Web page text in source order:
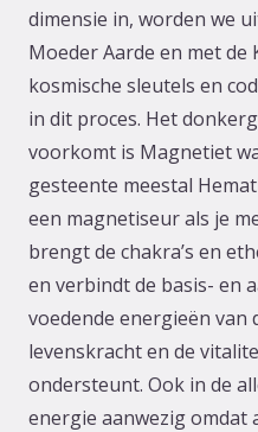
dimensie in, worden we
Moeder Aarde en met de
kosmische sleutels en
in dit proces. Het
voorkomt is Magnetiet
gesteente meestal
een magnetiseur als je
brengt de chakra’s en
en verbindt de basis- en
voedende energieën van
levenskracht en de
ondersteunt. Ook in de
energie aanwezig omdat